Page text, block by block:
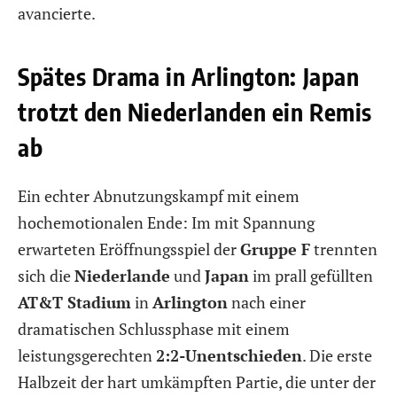
avancierte.
Spätes Drama in Arlington: Japan
trotzt den Niederlanden ein Remis
ab
Ein echter Abnutzungskampf mit einem
hochemotionalen Ende: Im mit Spannung
erwarteten Eröffnungsspiel derGruppe Ftrennten
sich dieNiederlande undJapanim prall gefüllten
AT&T StadiuminArlingtonnach einer
dramatischen Schlussphase mit einem
leistungsgerechten2:2-Unentschieden. Die erste
Halbzeit der hart umkämpften Partie, die unter der